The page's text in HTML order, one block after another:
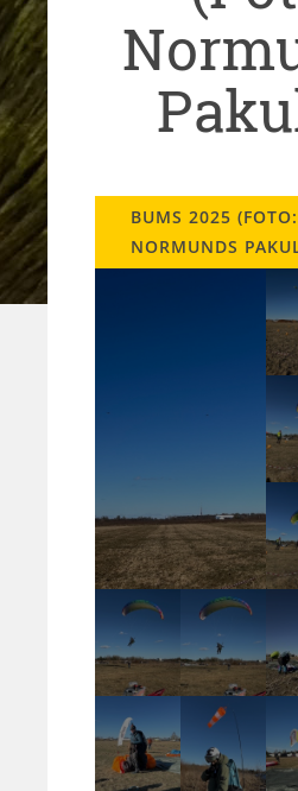
BUMS 2025 (FOTO:
NORMUNDS